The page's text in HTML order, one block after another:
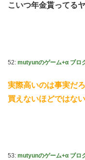
こいつ年金貰ってる
52: mutyunのゲーム+α ブロ
実際高いのは事実だろ
買えないほどではな
53: mutyunのゲーム+α ブロ